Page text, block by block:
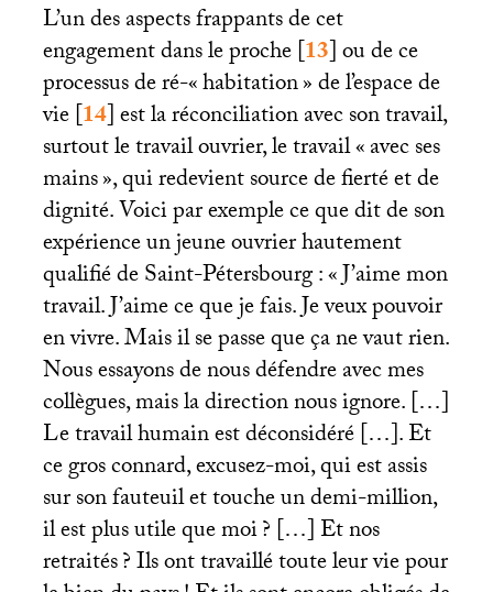
L’un des aspects frappants de cet
engagement dans le proche[13]ou de ce
processus de ré-«habitation» de l’espace de
vie[14]est la réconciliation avec son travail,
surtout le travail ouvrier, le travail «avec ses
mains», qui redevient source de fierté et de
dignité. Voici par exemple ce que dit de son
expérience un jeune ouvrier hautement
qualifié de Saint-Pétersbourg : «J’aime mon
travail. J’aime ce que je fais. Je veux pouvoir
en vivre. Mais il se passe que ça ne vaut rien.
Nous essayons de nous défendre avec mes
collègues, mais la direction nous ignore. […]
Le travail humain est déconsidéré […]. Et
ce gros connard, excusez-moi, qui est assis
sur son fauteuil et touche un demi-million,
il est plus utile que moi? […] Et nos
retraités? Ils ont travaillé toute leur vie pour